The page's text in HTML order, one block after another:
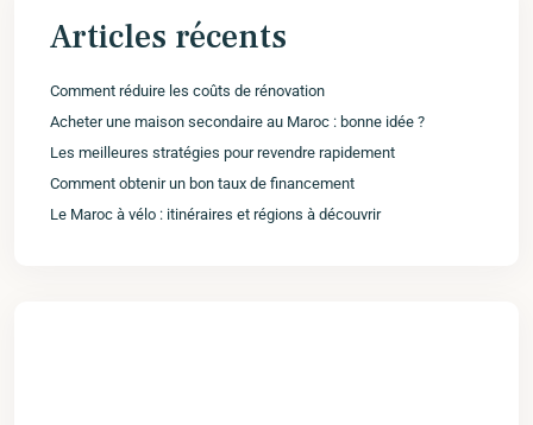
Articles récents
Comment réduire les coûts de rénovation
Acheter une maison secondaire au Maroc : bonne idée ?
Les meilleures stratégies pour revendre rapidement
Comment obtenir un bon taux de financement
Le Maroc à vélo : itinéraires et régions à découvrir